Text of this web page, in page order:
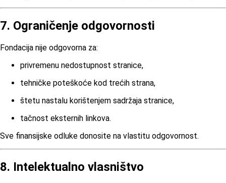
7. Ograničenje odgovornosti
Fondacija nije odgovorna za:
privremenu nedostupnost stranice,
tehničke poteškoće kod trećih strana,
štetu nastalu korištenjem sadržaja stranice,
tačnost eksternih linkova.
Sve finansijske odluke donosite na vlastitu odgovornost.
8. Intelektualno vlasništvo